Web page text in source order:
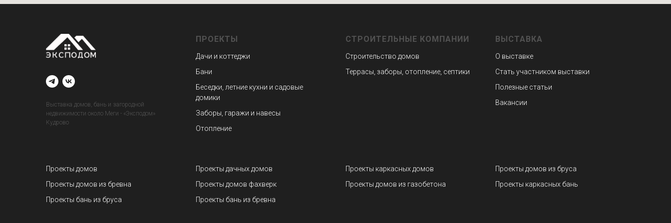
Выставка домов, бань и загородной
недвижимости около Меги - «Эксподом»
Кудрово
ПРОЕКТЫ
Дачи и коттеджи
Бани
Беседки, летние кухни и садовые
домики
Заборы, гаражи и навесы
Отопление
СТРОИТЕЛЬНЫЕ КОМПАНИИ
Строительство домов
Террасы, заборы, отопление, септики
ВЫСТАВКА
О выставке
Стать участником выставки
Полезные статьи
Вакансии
Проекты домов
Проекты домов из бревна
Проекты бань из бруса
Проекты дачных домов
Проекты домов фахверк
Проекты бань из бревна
Проекты каркасных домов
Проекты домов из газобетона
Проекты домов из бруса
Проекты каркасных бань